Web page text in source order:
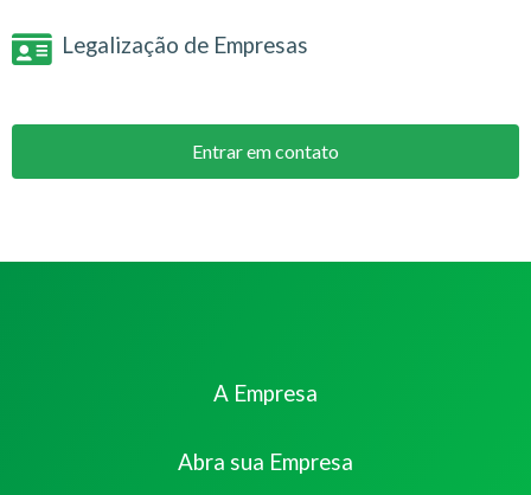
Legalização de Empresas
Entrar em contato
A Empresa
Abra sua Empresa